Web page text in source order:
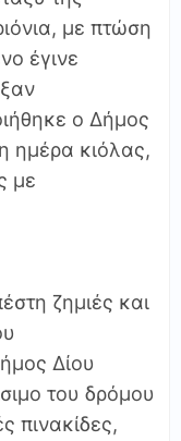
με πτώση
έγινε
ο Δήμος
ημέρα κιόλας,
με
ζημιές και
Δίου
του δρόμου
πινακίδες,